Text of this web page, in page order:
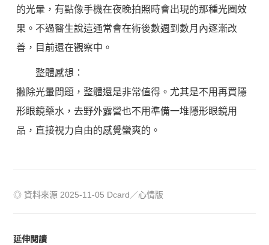
的光暈，有點像手機在夜晚拍照時會出現的那種光圈效
果。不過醫生說這通常會在術後數週到數月內逐漸改
善，目前還在觀察中。
整體感想：
撇除光暈問題，整體還是非常值得。尤其是不用再買隱
形眼鏡藥水，去野外露營也不用準備一堆隱形眼鏡用
品，直接視力自由的感覺蠻爽的。
◎ 資料來源 2025-11-05 Dcard／心情版
延伸閱讀